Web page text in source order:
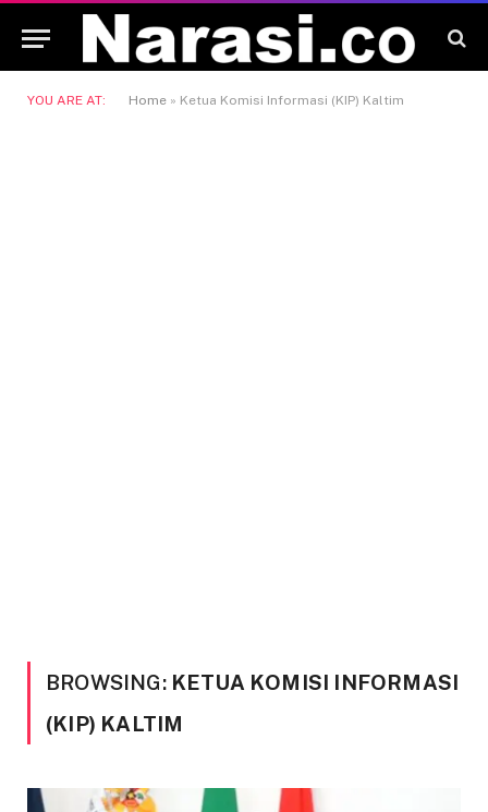
YOU ARE AT: Home » Ketua Komisi Informasi (KIP) Kaltim
BROWSING: KETUA KOMISI INFORMASI
(KIP) KALTIM